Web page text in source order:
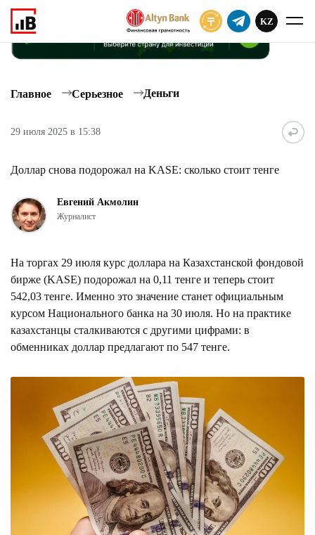
KZ
Главное Серьезное Деньги
29 июля 2025 в 15:38
Доллар снова подорожал на KASE: сколько стоит тенге
Евгений Акмолин
Журналист
На торгах 29 июля курс доллара на Казахстанской фондовой
бирже (KASE) подорожал на 0,11 тенге и теперь стоит
542,03 тенге. Именно это значение станет официальным
курсом Национального банка на 30 июля. Но на практике
казахстанцы сталкиваются с другими цифрами: в
обменниках доллар предлагают по 547 тенге.